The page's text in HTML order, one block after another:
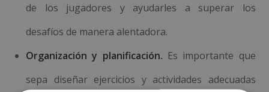
de los jugadores y ayudarles a superar los
desafíos de manera alentadora.
Organización y planificación. Es importante que
sepa diseñar ejercicios y actividades adecuadas